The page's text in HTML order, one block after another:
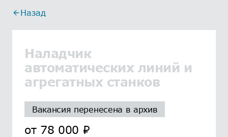
Назад
Наладчик
автоматических линий и
агрегатных станков
Вакансия перенесена в архив
от 78 000 ₽